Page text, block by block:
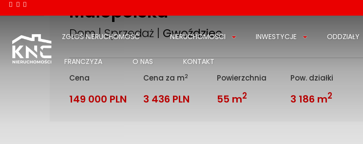
ZGŁOŚ NIERUCHOMOŚĆ NIERUCHOMOŚCI INWESTYCJE ODDZIAŁY
FRANCZYZA O NAS KONTAKT
Małopolska
Dom | Sprzedaż | Gwoździec
Cena
149 000 PLN
Cena za m2
3 436 PLN
Powierzchnia
55 m2
Pow. działki
3 186 m2